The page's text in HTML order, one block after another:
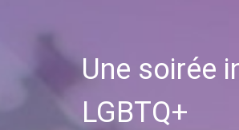
Une soirée
LGBTQ+